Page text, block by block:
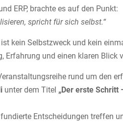
ERP, brachte es auf den Punkt:
spricht für sich selbst.“
kein Selbstzweck und kein
Erfahrung und einen klaren Blick
rund um den
unter dem Titel „Der erste Schritt
Entscheidungen treffen